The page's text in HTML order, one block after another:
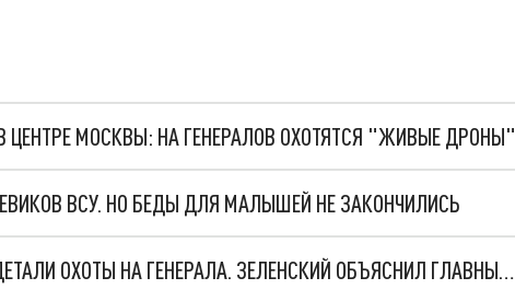
ЦЕНТРЕ МОСКВЫ: НА ГЕНЕРАЛОВ ОХОТЯТСЯ "ЖИВЫЕ ДРОНЫ"
ВСУ. НО БЕДЫ ДЛЯ МАЛЫШЕЙ НЕ ЗАКОНЧИЛИСЬ
"МЫ ВАС ЗАСТАВИМ": ЖУТКИЕ ДЕТАЛИ ОХОТЫ НА ГЕНЕРАЛА. ЗЕЛЕНСКИЙ ОБЪЯСНИЛ ГЛАВНЫЙ СМЫСЛ ТЕРАКТА В ЦЕНТРЕ МОСКВЫ